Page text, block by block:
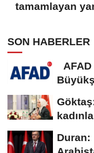
tamamlayan
SON HABERLER
Duran: